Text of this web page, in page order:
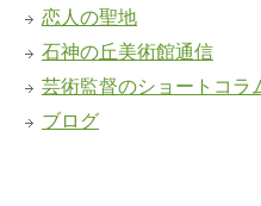
恋人の聖地
石神の丘美術館通信
芸術監督のショートコラ
ブログ